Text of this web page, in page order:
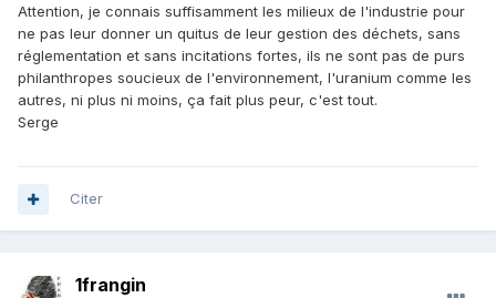
Attention, je connais suffisamment les milieux de l'industrie pour
ne pas leur donner un quitus de leur gestion des déchets, sans
réglementation et sans incitations fortes, ils ne sont pas de purs
philanthropes soucieux de l'environnement, l'uranium comme les
autres, ni plus ni moins, ça fait plus peur, c'est tout.
Serge
Citer
1frangin